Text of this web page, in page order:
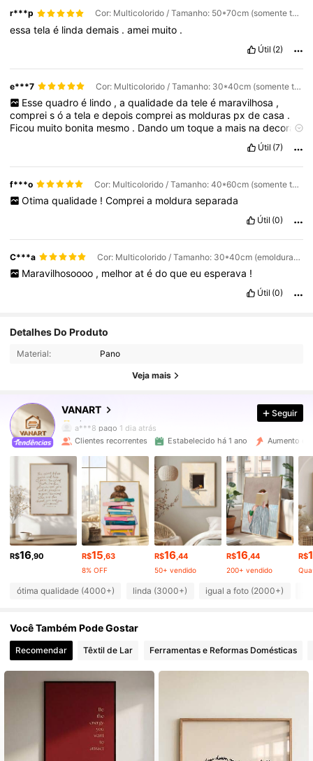
r***p Cor: Multicolorido / Tamanho: 50*70cm (somente tela) / Padrão: A
essatelaé lindademais .amei muito .
Útil (2)
e***7 Cor: Multicolorido / Tamanho: 30*40cm (somente tela) / Padrão: A
Esse quadro é lindo , a qualidade da tele é maravilhosa ,
compreisóatelaedepoiscompreias molduras pxdecasa .
Ficou muito bonita mesmo . Dando umtoquea mais nadecora
Útil (7)
f***o Cor: Multicolorido / Tamanho: 40*60cm (somente tela) / Padrão: A
Otima qualidade ! Comprei a moldura separada
Útil (0)
C***a Cor: Multicolorido / Tamanho: 30*40cm (emoldurado) / Padrão: A
Maravilhosoooo , melhor at é do que eu esperava !
Útil (0)
Detalhes Do Produto
Material: Pano
Veja mais
VANART
4,90 27K Seguidores
27K Seguidores
4,90
27K Seguidores
a***8 pago 1 dia atrás
4,90 27K Seguidores
4,90 27K Seguidores
4,90 27K Seguidores
4,90 27K Seguidores
4,90 27K Seguidores
27K Seguidores
27K Seguidores
Seguir
Clientes recorrentes Estabelecido há 1 ano Aumento
R$16,90 R$15,63
8% OFF
R$16,44
50+ vendido
R$16,44
200+ vendido
R$
ótima qualidade (4000+) linda (3000+) igual a foto (2000+)
Você Também Pode Gostar
Recomendar Têxtil de Lar Ferramentas e Reformas Domésticas